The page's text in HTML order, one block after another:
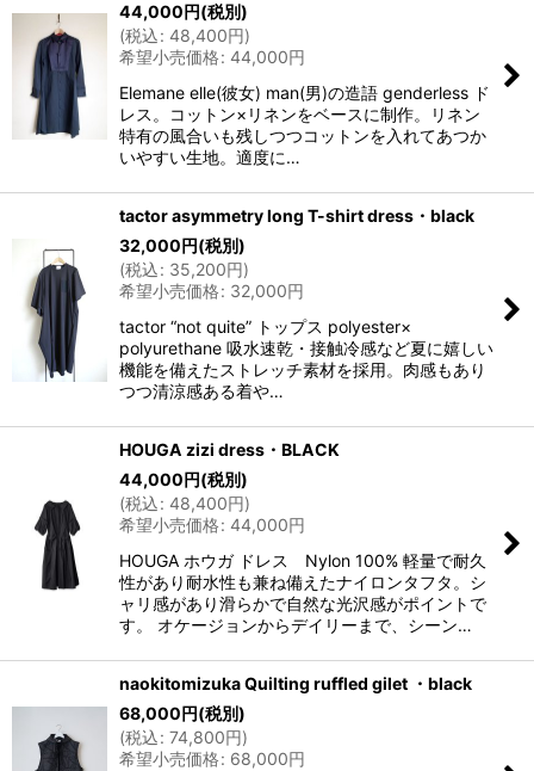
44,000円(税別)
(税込: 48,400円)
希望小売価格: 44,000円
Elemane elle(彼女) man(男)の造語 genderless ド
レス。コットン×リネンをベースに制作。リネン
特有の風合いも残しつつコットンを入れてあつか
いやすい生地。適度に…
tactor asymmetry long T-shirt dress・black
32,000円(税別)
(税込: 35,200円)
希望小売価格: 32,000円
tactor “not quite” トップス polyester×
polyurethane 吸水速乾・接触冷感など夏に嬉しい
機能を備えたストレッチ素材を採用。肉感もあり
つつ清涼感ある着や…
HOUGA zizi dress・BLACK
44,000円(税別)
(税込: 48,400円)
希望小売価格: 44,000円
HOUGA ホウガ ドレス Nylon 100% 軽量で耐久
性があり耐水性も兼ね備えたナイロンタフタ。シ
ャリ感があり滑らかで自然な光沢感がポイントで
す。 オケージョンからデイリーまで、シーン…
naokitomizuka Quilting ruffled gilet ・black
68,000円(税別)
(税込: 74,800円)
希望小売価格: 68,000円